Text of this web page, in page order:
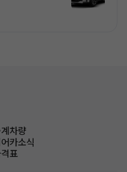
차량
카소식
표